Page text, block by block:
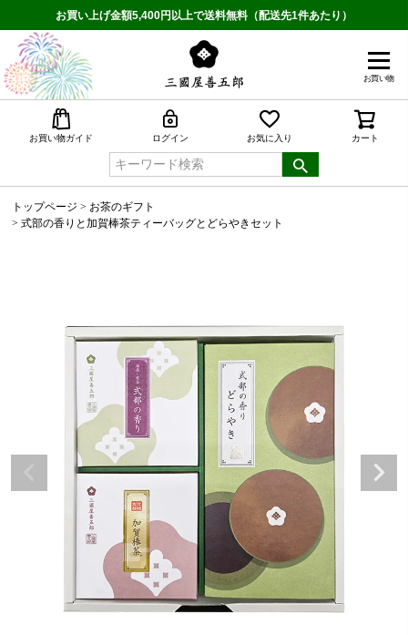
お買い上げ金額5,400円以上で送料無料（配送先1件あたり）
お買い物
お買い物ガイド ログイン お気に入り カート
トップページ
お茶のギフト
式部の香りと加賀棒茶ティーバッグとどらやきセット